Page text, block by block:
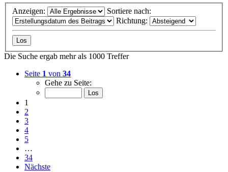
Anzeigen:
Sortiere nach:
Richtung:
Die Suche ergab mehr als 1000 Treffer
Seite 1 von 34
Gehe zu Seite:
1
2
3
4
5
…
34
Nächste